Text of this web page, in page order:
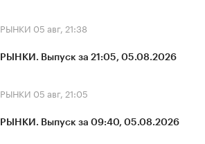
РЫНКИ 05 авг, 21:38
РЫНКИ. Выпуск за 21:05, 05.08.2026
РЫНКИ 05 авг, 21:05
РЫНКИ. Выпуск за 09:40, 05.08.2026